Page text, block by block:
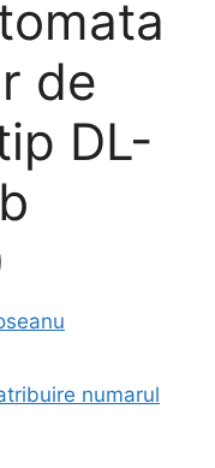
de
DL-
numarul